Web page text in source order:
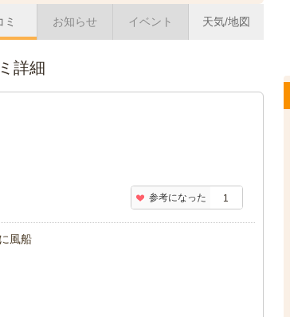
ミ お知らせ イベント 天気/地図
詳細
参考になった 1